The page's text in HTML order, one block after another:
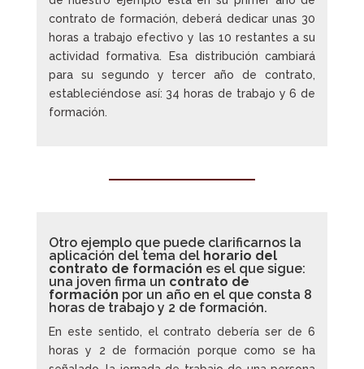
contrato de formación, deberá dedicar unas 30
horas a trabajo efectivo y las 10 restantes a su
actividad formativa. Esa distribución cambiará
para su segundo y tercer año de contrato,
estableciéndose así: 34 horas de trabajo y 6 de
formación.
Otro ejemplo que puede clarificarnos la
aplicación del tema del horario del
contrato de formación es el que sigue:
una joven firma un contrato de
formación por un año en el que consta 8
horas de trabajo y 2 de formación.
En este sentido, el contrato debería ser de 6
horas y 2 de formación porque como se ha